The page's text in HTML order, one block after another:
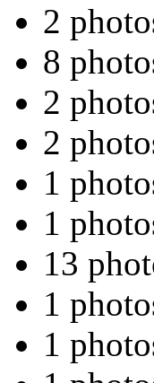
2
8
2
2
1
1
13
1
1